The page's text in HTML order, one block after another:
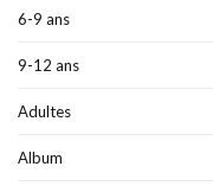
6-9 ans
9-12 ans
Adultes
Album